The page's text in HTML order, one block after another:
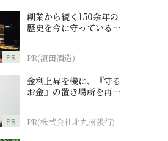
PR
創業から続く150余年の
歴史を今に守っている濵
田酒造
PR(濵田酒造)
PR
金利上昇を機に、『守る
お金』の置き場所を再検
討
PR(株式会社北九州銀行)